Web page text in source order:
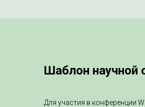
Шаблон научной
Для участия в конференции